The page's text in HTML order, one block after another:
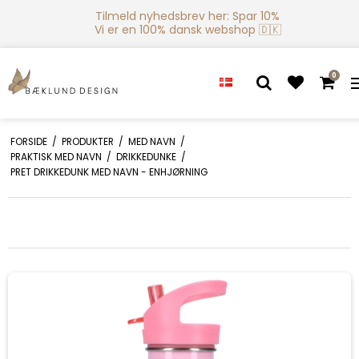
Tilmeld nyhedsbrev her: Spar 10%
Vi er en 100% dansk webshop 🇩🇰
0
FORSIDE / PRODUKTER / MED NAVN /
PRAKTISK MED NAVN / DRIKKEDUNKE /
PRET DRIKKEDUNK MED NAVN - ENHJØRNING